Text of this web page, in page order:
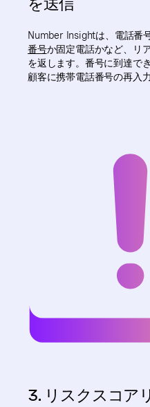
Number Insightは、電話番
番号か固定電話かなど、リ
を返します。番号に到達で
顧客に携帯電話番号の再入
3. リスクスコア